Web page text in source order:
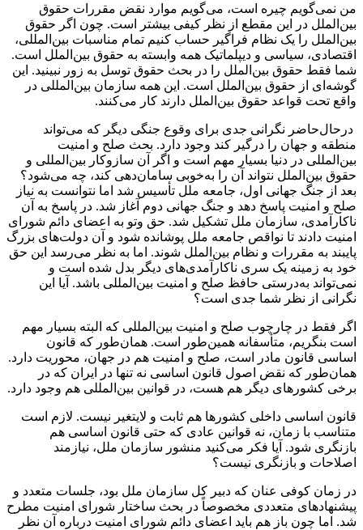
من نمی‌گویم چیره است، می‌گویم موارد نقض مقررات حقوق
بین‌الملل در این مقطع از نظر کیفی بیشتر است. چون اگر حقوق
بین‌الملل را یک نظام فراگیر حساب کنیم تمام مناسبات بین‌المللی،
اقتصادی، سیاسی و دیپلماتیک همه وابسته به حقوق بین‌الملل است.
شما فقط حقوق بین‌الملل را در بحث حقوق توسل به زور نبینید. این
گوشه‌ای از حقوق بین‌الملل است‌. این همه سازمان بین‌المللی در
واقع تحت قواعد حقوق بین‌الملل دارند کار می‌کنند.
در‌حال‌حاضر نگرانی جدی برای وقوع جنگی دیگر که می‌تواند
منطقه و جهان را درگیر کند وجود دارد. بحث صلح و امنیت
بین‌المللی در دنیا بسیار مهم است و اگر آن سازوکار بین‌المللی و
حقوق بین‌الملل نتواند آن را به‌خوبی سامان‌دهی کند، چه می‌شود؟
بعد از جنگ جهانی اول، جامعه ملل تأسیس شد اما نتوانست به نیاز
صلح و امنیت پاسخ دهد و جنگ جهانی دوم آغاز شد. در پاسخ به آن
ناکارآمدی، سازمان ملل تشکیل شد. حق وتو به اعضای دائم شورای
امنیت دادند تا نواقص جامعه ملل پوشانده شود و آن دولت‌های بزرگ
پایبند به مقررات و نظام بین‌الملل شوند. اما به نظر می‌رسد این حق
خود به زمینه یک سری ناکارآمدی‌های دیگر بدل شده است و
نمی‌تواند به‌درستی حافظ صلح و امنیت بین‌المللی باشد. آیا این
نگرانی از نظر شما جدی است؟
اگر فقط در چارچوب صلح و امنیت بین‌المللی که البته بسیار مهم
است بنگریم، متأسفانه همین‌طور است. همان‌طور که قانون
اساسی قانون مادر است، صلح و امنیت هم در جهان، محوریت دارد.
همان‌طور که نقض اصول قانون اساسی نه تنها در ایران که در
برخی کشورهای دیگر هم هست، در قوانین بین‌المللی هم وجود دارد.
قانون اساسی داخلی کشورها هم ثابت و لایتغیر نیست. لازم است
متناسب با زمان، نه قوانین عادی که حتی قانون اساسی هم
بازنگری شود. آیا فکر می‌کنید منشور سازمان ملل، نیازمند
اصلاحات و بازنگری نیست؟
در زمان کوفی عنان که دبیر کل سازمان ملل بود، جلسات متعدد و
پیشنهادهای متعددی مخصوصاً در بحث ساختار شورای امنیت مطرح
شد. اما چون باز هم باید اعضای دائم شورای امنیت درباره آن نظر